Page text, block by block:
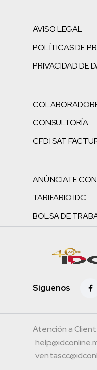
AVISO LEGAL
POLÍTICAS DE
PRIVACIDAD DE
CONSULTORÍA
CFDI SAT
ANÚNCIATE
TARIFARIO IDC
BOLSA DE
Siguenos
Atención a